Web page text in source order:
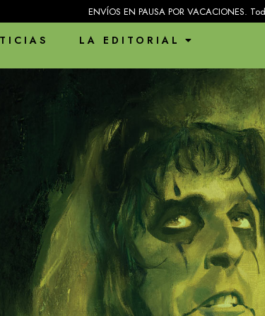
ENVÍOS EN PAUSA POR VACACIONES. Todos los pedidos
LA EDITORIAL